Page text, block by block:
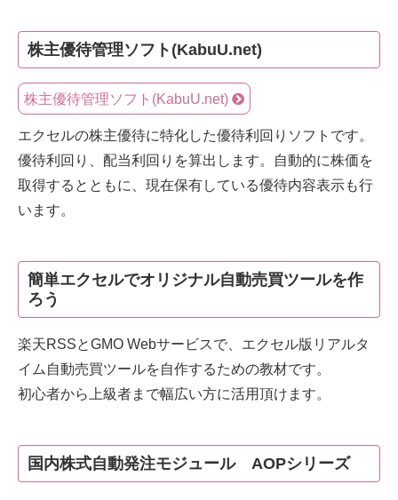
株主優待管理ソフト(KabuU.net)
株主優待管理ソフト(KabuU.net)
エクセルの株主優待に特化した優待利回りソフトです。
優待利回り、配当利回りを算出します。自動的に株価を
取得するとともに、現在保有している優待内容表示も行
います。
簡単エクセルでオリジナル自動売買ツールを作
ろう
楽天RSSとGMO Webサービスで、エクセル版リアルタ
イム自動売買ツールを自作するための教材です。
初心者から上級者まで幅広い方に活用頂けます。
国内株式自動発注モジュール AOPシリーズ